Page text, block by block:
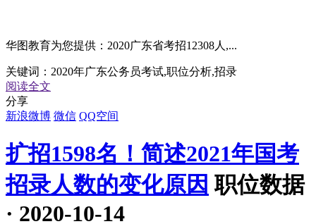
华图教育为您提供：2020广东省考招12308人,...
关键词： 2020年广东公务员考试,职位分析,招录
阅读全文
分享
新浪微博 微信 QQ空间
扩招1598名！简述2021年国考
招录人数的变化原因 职位数据
· 2020-10-14